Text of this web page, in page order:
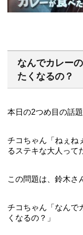
なんでカレー
たくなるの？
本日の2つめ目の話題
チコちゃん「ねぇね
るステキな大人って
この問題は、鈴木さ
チコちゃん「なんで
くなるの？」